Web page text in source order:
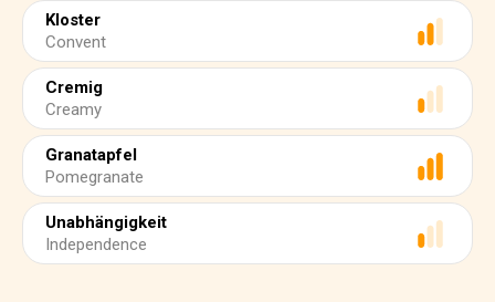
Kloster
Convent
Cremig
Creamy
Granatapfel
Pomegranate
Unabhängigkeit
Independence